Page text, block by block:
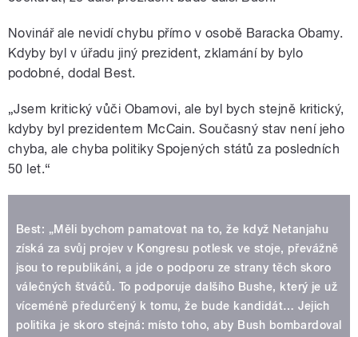
Novinář ale nevidí chybu přímo v osobě Baracka Obamy.
Kdyby byl v úřadu jiný prezident, zklamání by bylo
podobné, dodal Best.
„Jsem kritický vůči Obamovi, ale byl bych stejně kritický,
kdyby byl prezidentem McCain. Současný stav není jeho
chyba, ale chyba politiky Spojených států za posledních
50 let.“
Best: „Měli bychom pamatovat na to, že když Netanjahu
získá za svůj projev v Kongresu potlesk ve stoje, převážně
jsou to republikáni, a jde o podporu ze strany těch skoro
válečných štváčů. To podporuje dalšího Bushe, který je už
víceméně předurčený k tomu, že bude kandidát… Jejich
politika je skoro stejná: místo toho, aby Bush bombardoval